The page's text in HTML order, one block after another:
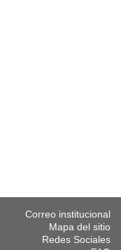
Correo institucional
Mapa del sitio
Redes Sociales